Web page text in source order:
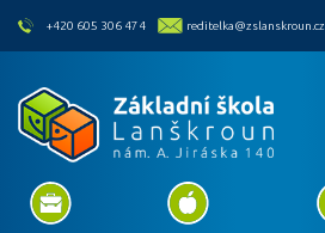
skip to main content
+420 605 306 474 reditelka@zslanskroun.cz